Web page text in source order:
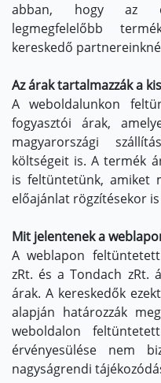
abban, hogy az
legmegfelelőbb
kereskedő
Az árak tartalmazzák a
A weboldalunkon
fogyasztói árak,
magyarországi
költségeit is. A termék
is feltüntetünk, amiket
előajánlat rögzítésekor
Mit jelentenek a
A weblapon
zRt. és a Tondach zRt.
árak. A kereskedők
alapján határozzák
weboldalon
érvényesülése nem
nagyságrendi